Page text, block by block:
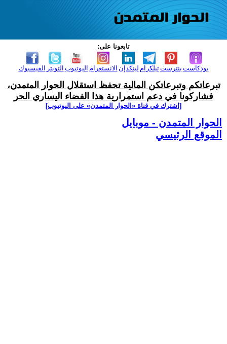
تابعونا على:
الفيسبوك التويتر اليوتيوب الانستغرام لينكدإن تيلكرامبنترست بودكاست
تبرعاتكم وتبرعاتكن المالية تحفظ استقلال الحوار المتمدن،
فشاركونا في دعم استمرارية هذا الفضاء اليساري الحر
[اشترك في قناة ‫«الحوار المتمدن» على اليوتيوب]
الحوار المتمدن - موبايل
الموقع الرئيسي